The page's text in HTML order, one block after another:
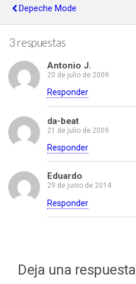
Depeche Mode
3 respuestas
Antonio J.
20 de julio de 2009
Responder
da-beat
21 de julio de 2009
Responder
Eduardo
29 de junio de 2014
Responder
Deja una respuesta